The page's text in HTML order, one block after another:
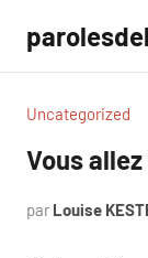
contenu
Uncategorized
Vous
par Louise